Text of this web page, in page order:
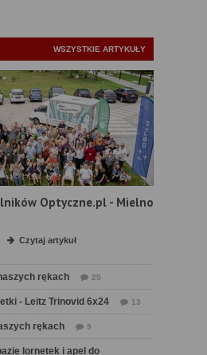
WSZYSTKIE ARTYKUŁY
Optyczne.pl - Mielno
Czytaj artykuł
rękach 25
- Leitz Trinovid 6x24 13
rękach 9
lornetek i apel do